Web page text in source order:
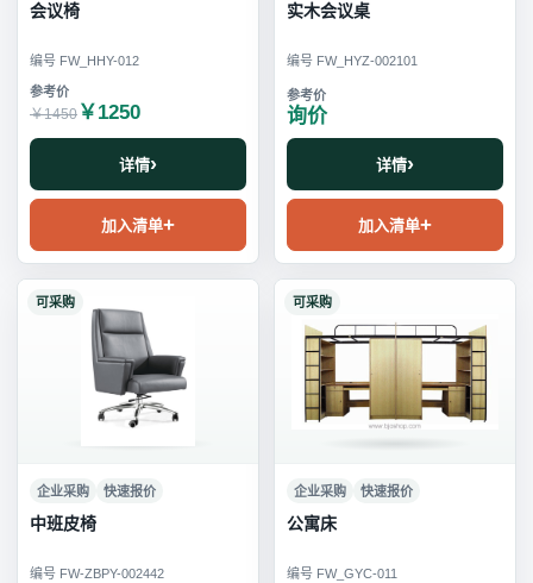
会议椅
编号 FW_HHY-012
￥1450 ￥1250
详情
加入清单
实木会议桌
编号 FW_HYZ-002101
询价
详情
加入清单
可采购
企业采购 快速报价
中班皮椅
编号 FW-ZBPY-002442
可采购
企业采购 快速报价
公寓床
编号 FW_GYC-011